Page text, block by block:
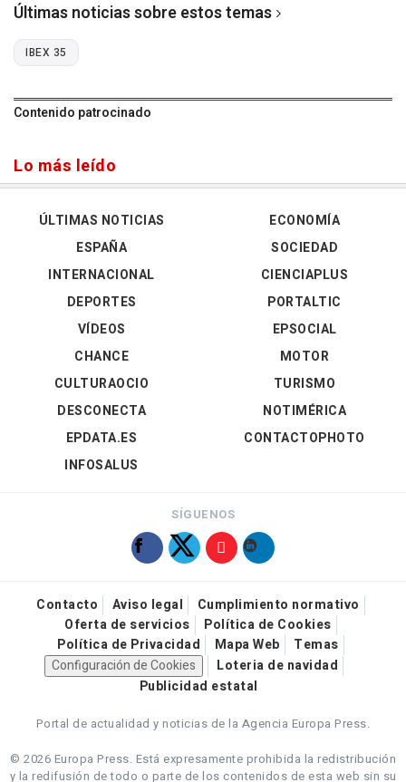
Últimas noticias sobre estos temas
IBEX 35
Contenido patrocinado
Lo más leído
ÚLTIMAS NOTICIAS
ESPAÑA
INTERNACIONAL
DEPORTES
VÍDEOS
ECONOMÍA
SOCIEDAD
CIENCIAPLUS
PORTALTIC
EPSOCIAL
CHANCE
CULTURAOCIO
DESCONECTA
EPDATA.ES
INFOSALUS
MOTOR
TURISMO
NOTIMÉRICA
CONTACTOPHOTO
SÍGUENOS
Contacto Aviso legal
Cumplimiento normativo
Oferta de servicios
Política de Cookies
Política de Privacidad
Mapa Web
Temas
Configuración de Cookies
Loteria de navidad
Publicidad estatal
Portal de actualidad y noticias de la Agencia Europa Press.
© 2026 Europa Press. Está expresamente prohibida la redistribución
y la redifusión de todo o parte de los contenidos de esta web sin su